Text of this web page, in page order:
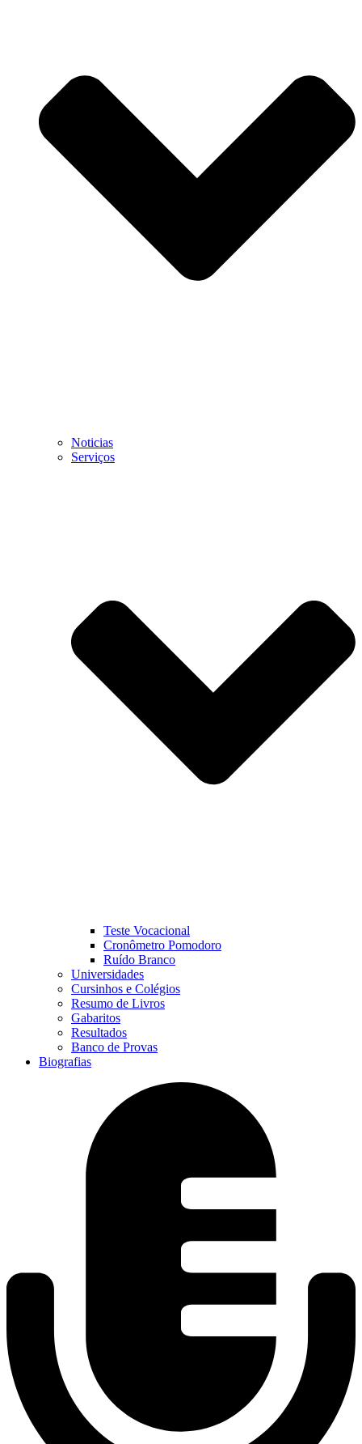
Noticias
Serviços
Teste Vocacional
Cronômetro Pomodoro
Ruído Branco
Universidades
Cursinhos e Colégios
Resumo de Livros
Gabaritos
Resultados
Banco de Provas
Biografias